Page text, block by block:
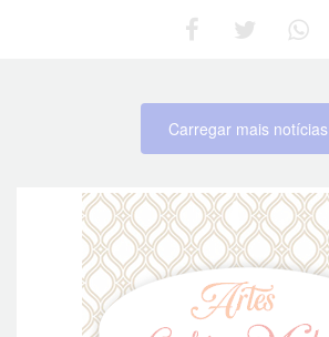
Carregar mais notícias